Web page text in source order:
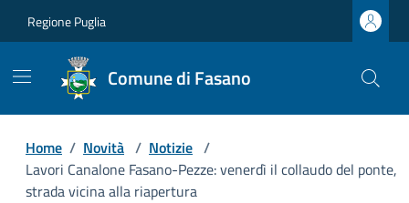
Regione Puglia
Comune di Fasano
Home / Novità / Notizie /
Lavori Canalone Fasano-Pezze: venerdì il collaudo del ponte,
strada vicina alla riapertura